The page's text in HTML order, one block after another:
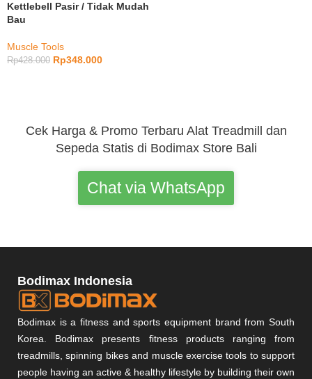
Kettlebell Pasir / Tidak Mudah
Bau
Muscle Tools
Rp428.000 Rp348.000
Cek Harga & Promo Terbaru Alat Treadmill dan
Sepeda Statis di Bodimax Store Bali
Chat via WhatsApp
Bodimax Indonesia
Bodimax is a fitness and sports equipment brand from South
Korea. Bodimax presents fitness products ranging from
treadmills, spinning bikes and muscle exercise tools to support
people having an active & healthy lifestyle by building their own